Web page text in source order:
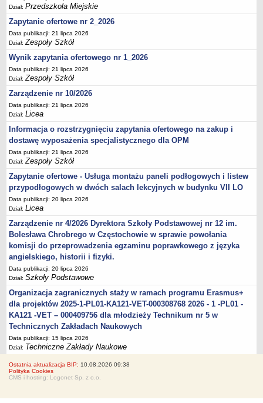
Dział:Przedszkola Miejskie
Zapytanie ofertowe nr 2_2026
Data publikacji: 21 lipca 2026
Dział:Zespoły Szkół
Wynik zapytania ofertowego nr 1_2026
Data publikacji: 21 lipca 2026
Dział:Zespoły Szkół
Zarządzenie nr 10/2026
Data publikacji: 21 lipca 2026
Dział:Licea
Informacja o rozstrzygnięciu zapytania ofertowego na zakup i
dostawę wyposażenia specjalistycznego dla OPM
Data publikacji: 21 lipca 2026
Dział:Zespoły Szkół
Zapytanie ofertowe - Usługa montażu paneli podłogowych i listew
przypodłogowych w dwóch salach lekcyjnych w budynku VII LO
Data publikacji: 20 lipca 2026
Dział:Licea
Zarządzenie nr 4/2026 Dyrektora Szkoły Podstawowej nr 12 im.
Bolesława Chrobrego w Częstochowie w sprawie powołania
komisji do przeprowadzenia egzaminu poprawkowego z języka
angielskiego, historii i fizyki.
Data publikacji: 20 lipca 2026
Dział:Szkoły Podstawowe
Organizacja zagranicznych staży w ramach programu Erasmus+
dla projektów 2025-1-PL01-KA121-VET-000308768 2026 - 1 -PL01 -
KA121 -VET – 000409756 dla młodzieży Technikum nr 5 w
Technicznych Zakładach Naukowych
Data publikacji: 15 lipca 2026
Dział: Techniczne Zakłady Naukowe
Ostatnia aktualizacja BIP: 10.08.2026 09:38
Polityka Cookies
CMS i hosting: Logonet Sp. z o.o.